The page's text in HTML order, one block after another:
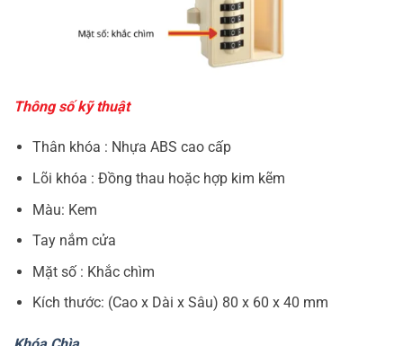
Thông số kỹ thuật
Thân khóa : Nhựa ABS cao cấp
Lõi khóa : Đồng thau hoặc hợp kim kẽm
Màu: Kem
Tay nắm cửa
Mặt số : Khắc chìm
Kích thước: (Cao x Dài x Sâu) 80 x 60 x 40 mm